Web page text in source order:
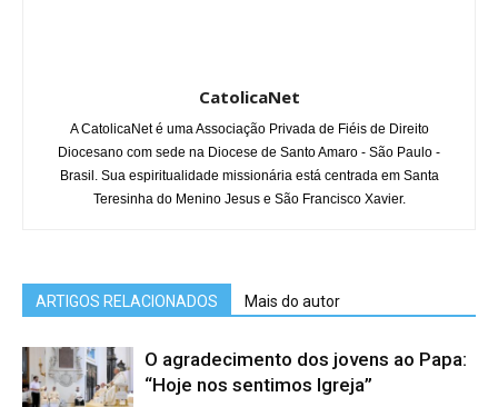
CatolicaNet
A CatolicaNet é uma Associação Privada de Fiéis de Direito
Diocesano com sede na Diocese de Santo Amaro - São Paulo -
Brasil. Sua espiritualidade missionária está centrada em Santa
Teresinha do Menino Jesus e São Francisco Xavier.
ARTIGOS RELACIONADOS Mais do autor
O agradecimento dos jovens ao Papa:
“Hoje nos sentimos Igreja”